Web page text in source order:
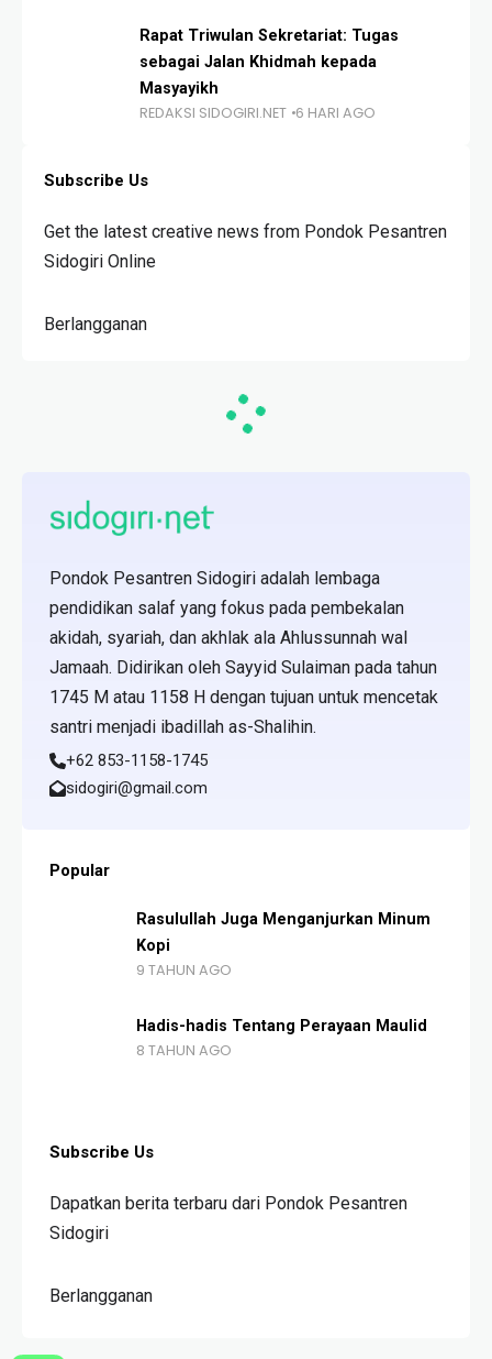
Rapat Triwulan Sekretariat: Tugas
sebagai Jalan Khidmah kepada
Masyayikh
REDAKSI SIDOGIRI.NET 6 HARI AGO
Subscribe Us
Get the latest creative news from Pondok Pesantren
Sidogiri Online
Berlangganan
Pondok Pesantren Sidogiri adalah lembaga
pendidikan salaf yang fokus pada pembekalan
akidah, syariah, dan akhlak ala Ahlussunnah wal
Jamaah. Didirikan oleh Sayyid Sulaiman pada tahun
1745 M atau 1158 H dengan tujuan untuk mencetak
santri menjadi ibadillah as-Shalihin.
+62 853-1158-1745
sidogiri@gmail.com
Popular
Rasulullah Juga Menganjurkan Minum
Kopi
9 TAHUN AGO
Hadis-hadis Tentang Perayaan Maulid
8 TAHUN AGO
Subscribe Us
Dapatkan berita terbaru dari Pondok Pesantren
Sidogiri
Berlangganan